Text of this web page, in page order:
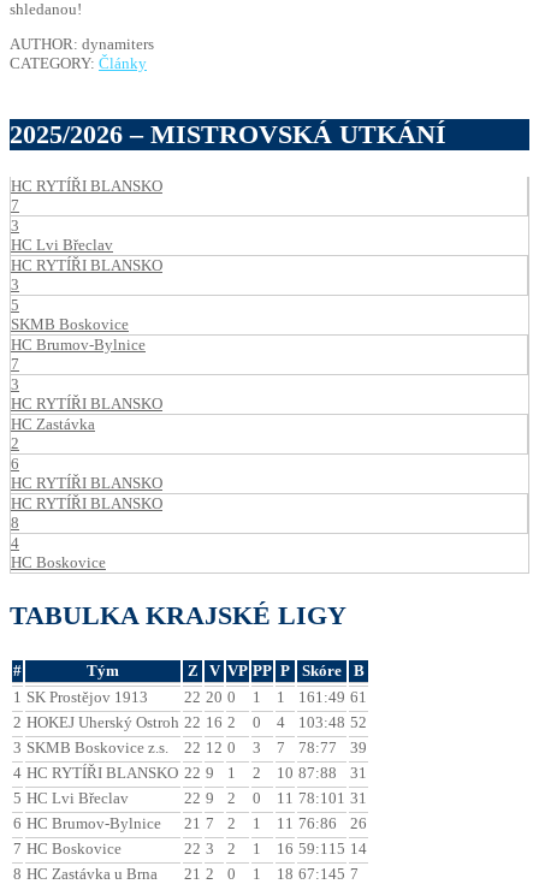
shledanou!
AUTHOR: dynamiters
CATEGORY: Články
2025/2026 – MISTROVSKÁ UTKÁNÍ
HC RYTÍŘI BLANSKO
7
3
HC Lvi Břeclav
HC RYTÍŘI BLANSKO
3
5
SKMB Boskovice
HC Brumov-Bylnice
7
3
HC RYTÍŘI BLANSKO
HC Zastávka
2
6
HC RYTÍŘI BLANSKO
HC RYTÍŘI BLANSKO
8
4
HC Boskovice
TABULKA KRAJSKÉ LIGY
# Tým Z V VP PP P Skóre
B
1 SK Prostějov 1913 22 20 0 1 1 161:49 61
2 HOKEJ Uherský Ostroh 22 16 2 0 4 103:48 52
3 SKMB Boskovice z.s. 22 12 0 3 7 78:77
39
4 HC RYTÍŘI BLANSKO 22 9 1 2 10 87:88
31
5 HC Lvi Břeclav 22 9 2 0 11 78:101 31
6 HC Brumov-Bylnice 21 7 2 1 11 76:86
26
7 HC Boskovice 22 3 2 1 16 59:115 14
8 HC Zastávka u Brna 21 2 0 1 18 67:145 7